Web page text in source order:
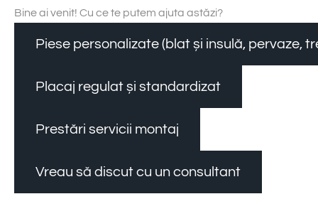
Bine ai venit! Cu ce te putem ajuta astăzi?
Piese personalizate (blat și insulă, pervaze,
Placaj regulat și standardizat
Prestări servicii montaj
Vreau să discut cu un consultant